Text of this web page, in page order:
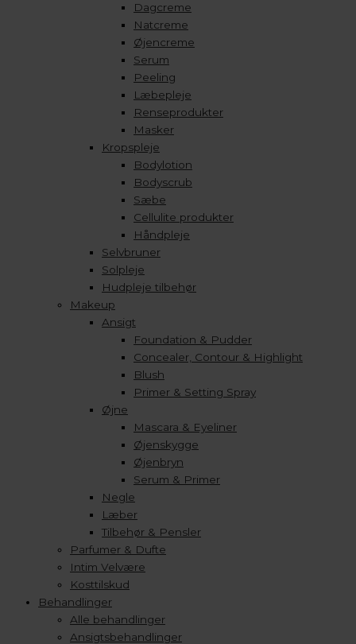
Dagcreme
Natcreme
Øjencreme
Serum
Peeling
Læbepleje
Renseprodukter
Masker
Kropspleje
Bodylotion
Bodyscrub
Sæbe
Cellulite produkter
Håndpleje
Selvbruner
Solpleje
Hudpleje tilbehør
Makeup
Ansigt
Foundation & Pudder
Concealer, Contour & Highlight
Blush
Primer & Setting Spray
Øjne
Mascara & Eyeliner
Øjenskygge
Øjenbryn
Serum & Primer
Negle
Læber
Tilbehør & Pensler
Parfumer & Dufte
Intim Velvære
Kosttilskud
Behandlinger
Alle behandlinger
Ansigtsbehandlinger